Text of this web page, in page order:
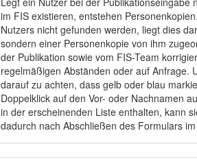
im FIS existieren, entstehen
Nutzers nicht gefunden werden, liegt dies
sondern einer Personenkopie von ihm
der Publikation sowie vom FIS-Team
regelmäßigen Abständen oder auf Anfrage.
darauf zu achten, dass gelb oder blau
Doppelklick auf den Vor- oder Nachnamen
in der erscheinenden Liste enthalten, kann
dadurch nach Abschließen des Formulars